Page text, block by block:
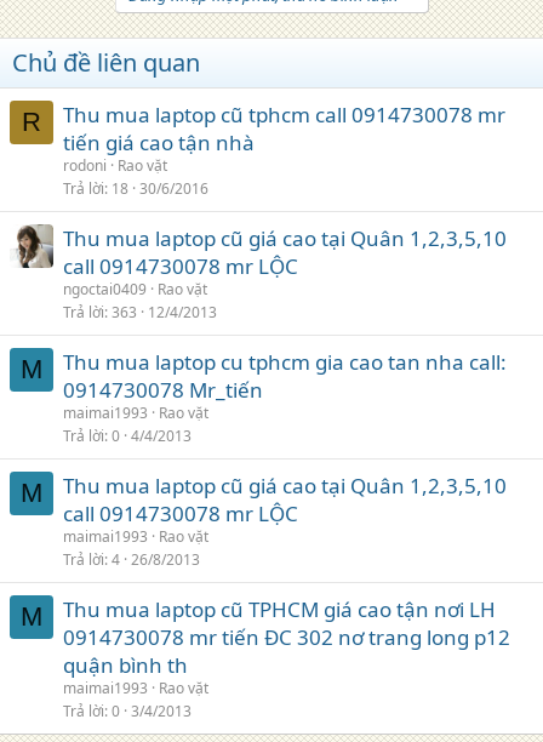
Chủ đề liên quan
R
Thu mua laptop cũ tphcm call 0914730078 mr
tiến giá cao tận nhà
rodoni
Rao vặt
Trả lời 18 30/6/2016
Thu mua laptop cũ giá cao tại Quân 1,2,3,5,10
call 0914730078 mr LỘC
ngoctai0409
Rao vặt
Trả lời 363 12/4/2013
M
Thu mua laptop cu tphcm gia cao tan nha call:
0914730078 Mr_tiến
maimai1993
Rao vặt
Trả lời 0 4/4/2013
M
Thu mua laptop cũ giá cao tại Quân 1,2,3,5,10
call 0914730078 mr LỘC
maimai1993
Rao vặt
Trả lời 4 26/8/2013
M
Thu mua laptop cũ TPHCM giá cao tận nơi LH
0914730078 mr tiến ĐC 302 nơ trang long p12
quận bình th
maimai1993
Rao vặt
Trả lời 0 3/4/2013